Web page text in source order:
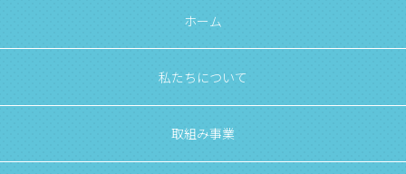
ホーム
私たちについて
取組み事業